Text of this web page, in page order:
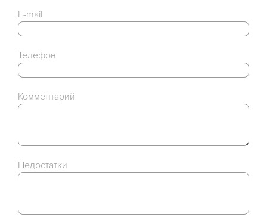
E-mail
Телефон
Комментарий
Недостатки